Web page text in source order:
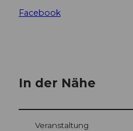
Facebook
In der Nähe
Veranstaltung